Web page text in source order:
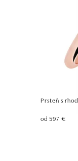
Prsteň s
od 597 €